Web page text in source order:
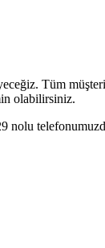
Tüm
olabilirsiniz.